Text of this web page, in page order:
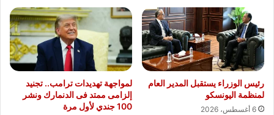
رئيس الوزراء يستقبل المدير العام
لمنظمة اليونسكو
6 أغسطس، 2026
لمواجهة تهديدات ترامب.. تجنيد
إلزامى ممتد فى الدنمارك ونشر
100 جندي لأول مرة